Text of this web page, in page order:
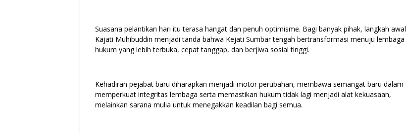
Suasana pelantikan hari itu terasa hangat dan penuh optimisme. Bagi banyak pihak, langkah awal
Kajati Muhibuddin menjadi tanda bahwa Kejati Sumbar tengah bertransformasi menuju lembaga
hukum yang lebih terbuka, cepat tanggap, dan berjiwa sosial tinggi.
Kehadiran pejabat baru diharapkan menjadi motor perubahan, membawa semangat baru dalam
memperkuat integritas lembaga serta memastikan hukum tidak lagi menjadi alat kekuasaan,
melainkan sarana mulia untuk menegakkan keadilan bagi semua.